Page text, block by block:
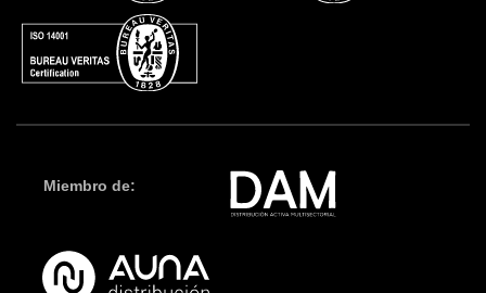
Miembro de: